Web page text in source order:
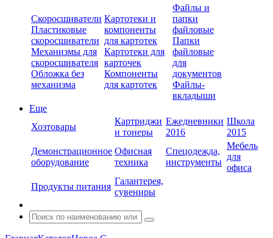
Скоросшиватели
Пластиковые
скоросшиватели
Механизмы для
скоросшивателя
Обложка без
механизма
Картотеки и
компоненты
для картотек
Картотеки для
карточек
Компоненты
для картотек
Файлы и
папки
файловые
Папки
файловые
для
документов
Файлы-
вкладыши
Еще
Хозтовары
Картриджи
и тонеры
Ежедневники
2016
Школа
2015
Демонстрационное
оборудование
Офисная
техника
Спецодежда,
инструменты
Мебель
для
офиса
Продукты питания
Галантерея,
сувениры